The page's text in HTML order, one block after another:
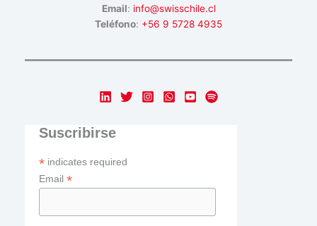
Email: info@swisschile.cl
Teléfono: +56 9 5728 4935
Suscribirse
* indicates required
Email *